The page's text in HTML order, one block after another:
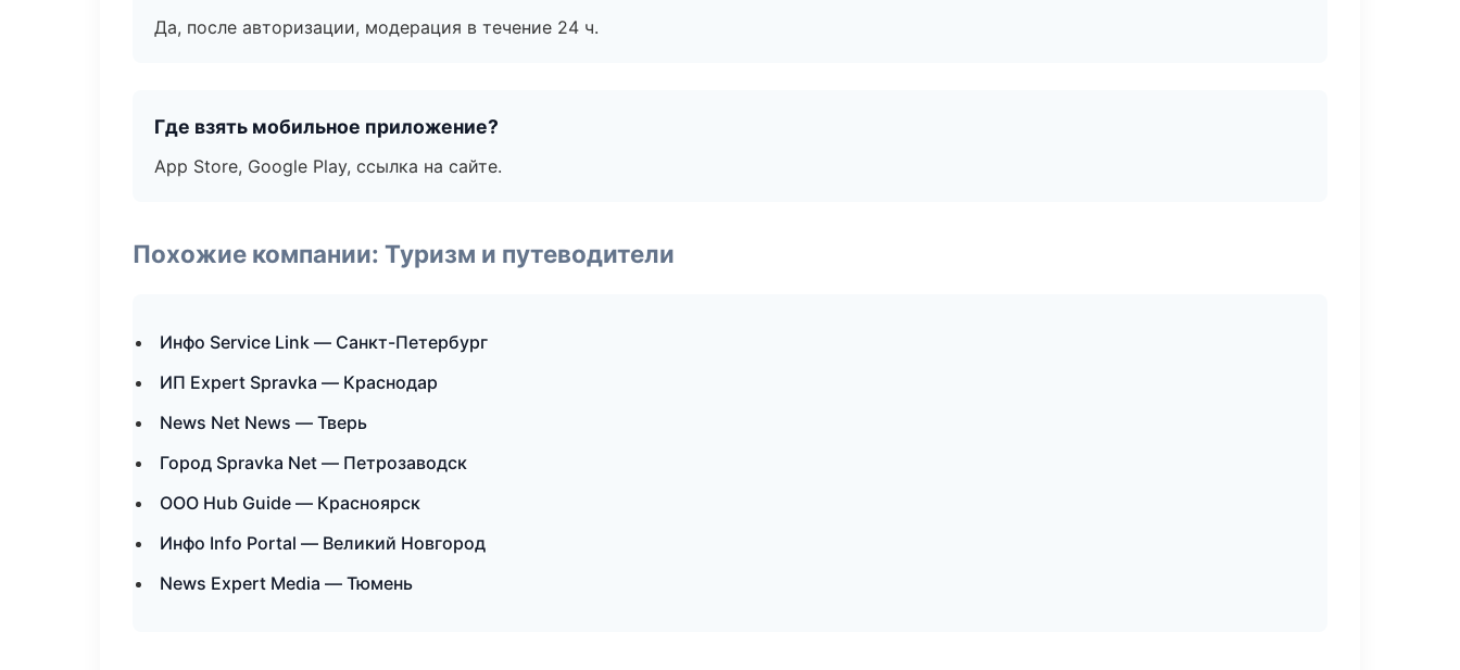
Да, после авторизации, модерация в течение 24 ч.
Где взять мобильное приложение?
App Store, Google Play, ссылка на сайте.
Похожие компании: Туризм и путеводители
Инфо Service Link — Санкт-Петербург
ИП Expert Spravka — Краснодар
News Net News — Тверь
Город Spravka Net — Петрозаводск
ООО Hub Guide — Красноярск
Инфо Info Portal — Великий Новгород
News Expert Media — Тюмень